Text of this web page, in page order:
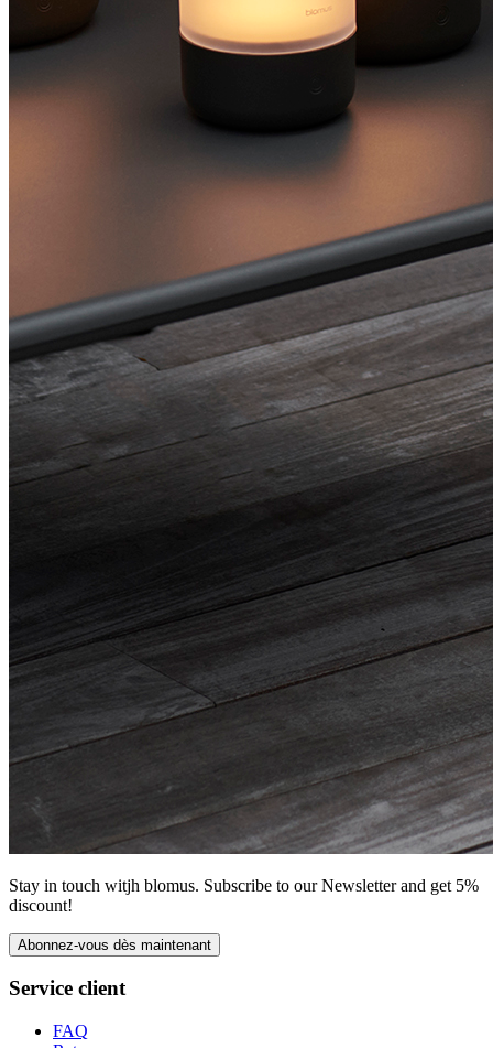
Stay in touch witjh blomus. Subscribe to our Newsletter and get 5%
discount!
Abonnez-vous dès maintenant
Service client
FAQ